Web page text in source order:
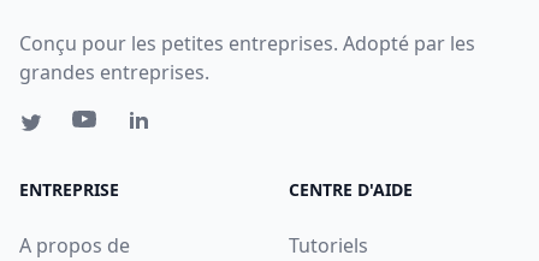
Conçu pour les petites entreprises. Adopté par les
grandes entreprises.
ENTREPRISE
A propos de
CENTRE D'AIDE
Tutoriels